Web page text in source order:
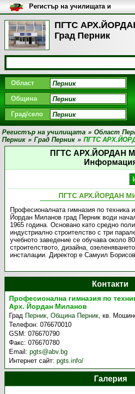
ПГТС
Град Перник
Регистър на училищата и
университетите в България
Област
Община
Град/село
Регистър на училищата » Област
Перник » Град Перник » ПГТС
ПГТС АРХ.ЙОРДАН
ПГТС АРХ.ЙОРДАН
Професионалната гимназия по техника
Йордан Миланов град Перник води
1965 година. Основано като средно
индустриално строителство с три
учебното заведение се обучава около
строителството, дизайна,
инсталации. Директор е Самуил
Контакти
Професионална гимназия по
Арх. Йордан Миланов
Град Перник,Община Перник,кв.
Телефон:076670010
GSM:076670790
Факс:076670780
Email:pgts@abv.bg
Интернет сайт:pgts.info/
Галерия